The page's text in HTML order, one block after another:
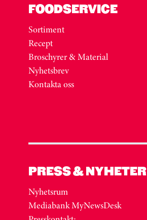
FOODSERVICE
Sortiment
Recept
Broschyrer & Material
Nyhetsbrev
Kontakta oss
PRESS & NYHETER
Nyhetsrum
Mediabank MyNewsDesk